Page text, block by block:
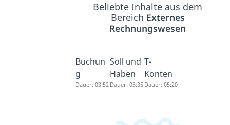
Beliebte Inhalte aus dem
Bereich Externes
Rechnungswesen
Buchun
g
Dauer: 03:52
Soll und
Haben
Dauer: 05:35
T-
Konten
Dauer: 05:20